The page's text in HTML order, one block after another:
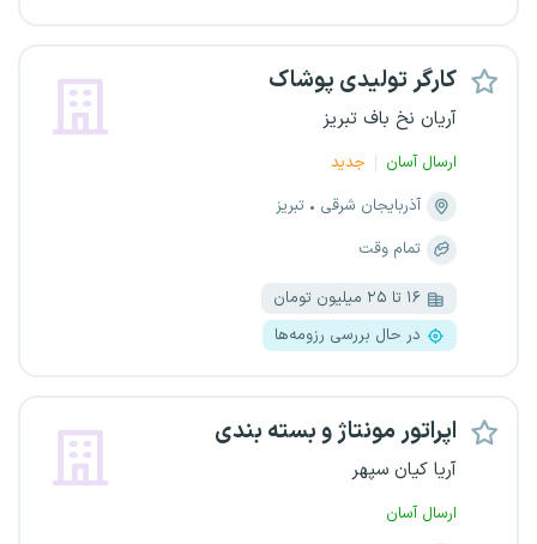
کارگر تولیدی پوشاک
آریان نخ باف تبریز
ارسال آسان
جدید
آذربایجان شرقی
تبریز
تمام وقت
۱۶ تا ۲۵ میلیون تومان
در حال بررسی رزومه‌ها
اپراتور مونتاژ و بسته بندی
آریا کیان سپهر
ارسال آسان